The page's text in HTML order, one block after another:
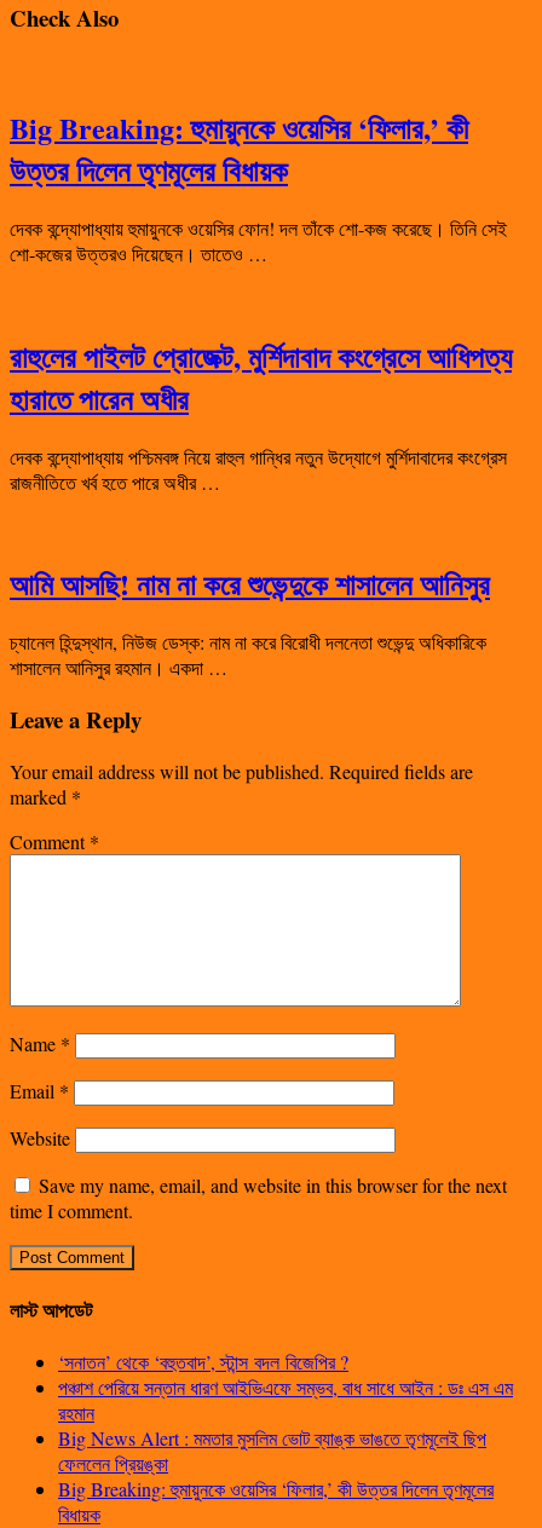
Check Also
Big Breaking: হুমায়ুনকে ওয়েসির ‘ফিলার,’ কী
উত্তর দিলেন তৃণমূলের বিধায়ক
দেবক বন্দ্যোপাধ্যায় হুমায়ুনকে ওয়েসির ফোন! দল তাঁকে শো-কজ করেছে। তিনি সেই
শো-কজের উত্তরও দিয়েছেন। তাতেও …
রাহুলের পাইলট প্রোজেক্ট, মুর্শিদাবাদ কংগ্রেসে আধিপত্য
হারাতে পারেন অধীর
দেবক বন্দ্যোপাধ্যায় পশ্চিমবঙ্গ নিয়ে রাহুল গান্ধির নতুন উদ্যোগে মুর্শিদাবাদের কংগ্রেস
রাজনীতিতে খর্ব হতে পারে অধীর …
আমি আসছি! নাম না করে শুভেন্দুকে শাসালেন আনিসুর
চ্যানেল হিন্দুস্থান, নিউজ ডেস্ক: নাম না করে বিরোধী দলনেতা শুভেন্দু অধিকারিকে
শাসালেন আনিসুর রহমান। একদা …
Leave a Reply
Your email address will not be published. Required fields are
marked *
Comment*
Name *
Email *
Website
Save my name, email, and website in this browser for the next
time I comment.
লাস্ট আপডেট
‘সনাতন’ থেকে ‘বহুতবাদ’, স্টান্স বদল বিজেপির ?
পঞ্চাশ পেরিয়ে সন্তান ধারণ আইভিএফে সম্ভব, বাধ সাধে আইন : ডঃ এস এম
রহমান
Big News Alert : মমতার মুসলিম ভোট ব্যাঙ্ক ভাঙতে তৃণমূলেই ছিপ
ফেললেন প্রিয়ঙ্কা
Big Breaking: হুমায়ুনকে ওয়েসির ‘ফিলার,’ কী উত্তর দিলেন তৃণমূলের
বিধায়ক